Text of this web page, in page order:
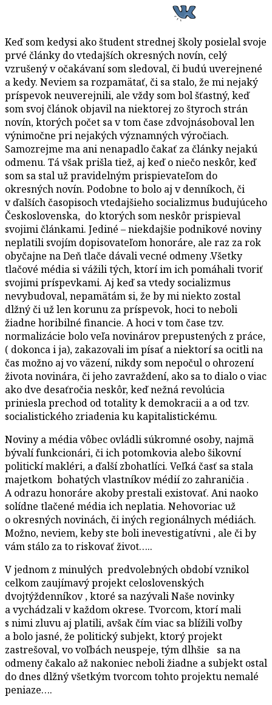
Keď som kedysi ako študent strednej školy posielal svoje
prvé články do vtedajších okresných novín, celý
vzrušený v očakávaní som sledoval, či budú uverejnené
a kedy. Neviem sa rozpamätať, či sa stalo, že mi nejaký
príspevok neuverejnili, ale vždy som bol šťastný, keď
som svoj článok objavil na niektorej zo štyroch strán
novín, ktorých počet sa v tom čase zdvojnásoboval len
výnimočne pri nejakých významných výročiach.
Samozrejme ma ani nenapadlo čakať za články nejakú
odmenu. Tá však prišla tiež, aj keď o niečo neskôr, keď
som sa stal už pravidelným prispievateľom do
okresných novín. Podobne to bolo aj v denníkoch, či
v ďalších časopisoch vtedajšieho socializmus budujúceho
Československa, do ktorých som neskôr prispieval
svojimi článkami. Jediné – niekdajšie podnikové noviny
neplatili svojím dopisovateľom honoráre, ale raz za rok
obyčajne na Deň tlače dávali vecné odmeny .Všetky
tlačové média si vážili tých, ktorí im ich pomáhali tvoriť
svojimi príspevkami. Aj keď sa vtedy socializmus
nevybudoval, nepamätám si, že by mi niekto zostal
dlžný či už len korunu za príspevok, hoci to neboli
žiadne horibilné financie. A hoci v tom čase tzv.
normalizácie bolo veľa novinárov prepustených z práce,
( dokonca i ja), zakazovali im písať a niektorí sa ocitli na
čas možno aj vo väzení, nikdy som nepočul o ohrození
života novinára, či jeho zavraždení, ako sa to dialo o viac
ako dve desaťročia neskôr, keď nežná revolúcia
priniesla prechod od totality k demokracii a a od tzv.
socialistického zriadenia ku kapitalistickému.
Noviny a média vôbec ovládli súkromné osoby, najmä
bývalí funkcionári, či ich potomkovia alebo šikovní
politickí makléri, a ďalší zbohatlíci. Veľká časť sa stala
majetkom bohatých vlastníkov médií zo zahraničia .
A odrazu honoráre akoby prestali existovať. Ani naoko
solídne tlačené média ich neplatia. Nehovoriac už
o okresných novinách, či iných regionálnych médiách.
Možno, neviem, keby ste boli inevestigatívni , ale či by
vám stálo za to riskovať život…..
V jednom z minulých predvolebných období vznikol
celkom zaujímavý projekt celoslovenských
dvojtýždenníkov , ktoré sa nazývali Naše novinky
a vychádzali v každom okrese. Tvorcom, ktorí mali
s nimi zluvu aj platili, avšak čím viac sa blížili voľby
a bolo jasné, že politický subjekt, ktorý projekt
zastrešoval, vo voľbách neuspeje, tým dlhšie sa na
odmeny čakalo až nakoniec neboli žiadne a subjekt ostal
do dnes dlžný všetkým tvorcom tohto projektu nemalé
peniaze….